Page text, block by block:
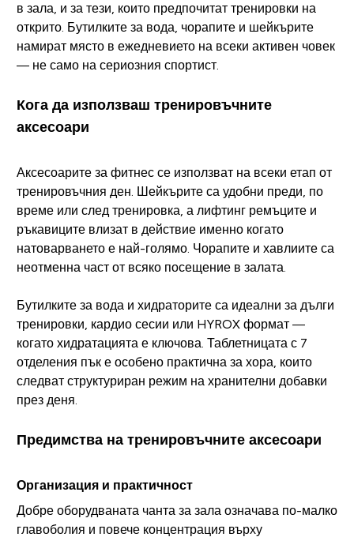
в зала, и за тези, които предпочитат тренировки на
открито. Бутилките за вода, чорапите и шейкърите
намират място в ежедневието на всеки активен човек
— не само на сериозния спортист.
Кога да използваш тренировъчните
аксесоари
Аксесоарите за фитнес се използват на всеки етап от
тренировъчния ден. Шейкърите са удобни преди, по
време или след тренировка, а лифтинг ремъците и
ръкавиците влизат в действие именно когато
натоварването е най-голямо. Чорапите и хавлиите са
неотменна част от всяко посещение в залата.
Бутилките за вода и хидраторите са идеални за дълги
тренировки, кардио сесии или HYROX формат —
когато хидратацията е ключова. Таблетницата с 7
отделения пък е особено практична за хора, които
следват структуриран режим на хранителни добавки
през деня.
Предимства на тренировъчните аксесоари
Организация и практичност
Добре оборудваната чанта за зала означава по-малко
главоболия и повече концентрация върху